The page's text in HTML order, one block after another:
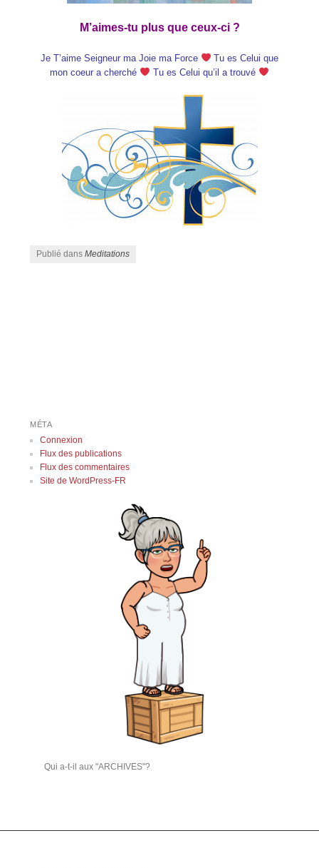
M’aimes-tu plus que ceux-ci ?
Je T’aime Seigneur ma Joie ma Force
Tu es Celui que
mon coeur a cherché
Tu es Celui qu’il a trouvé
Publié dansMeditations
MÉTA
Connexion
Flux des publications
Flux des commentaires
Site de WordPress-FR
Qui a-t-il aux "ARCHIVES"?